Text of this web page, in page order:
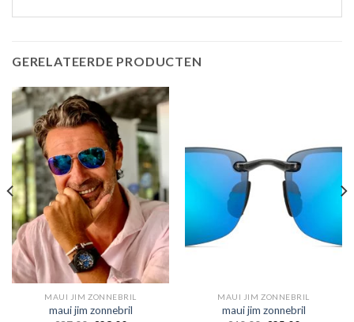
GERELATEERDE PRODUCTEN
MAUI JIM ZONNEBRIL
maui jim zonnebril
MAUI JIM ZONNEBRIL
maui jim zonnebril